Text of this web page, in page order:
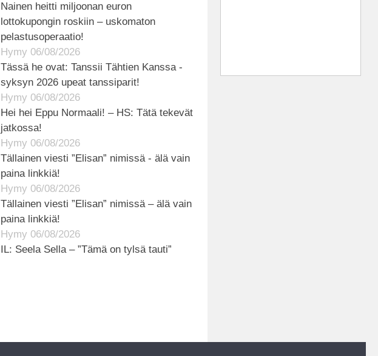
Nainen heitti miljoonan euron
lottokupongin roskiin – uskomaton
pelastusoperaatio!
Hymy 06/08/2026
Tässä he ovat: Tanssii Tähtien Kanssa -
syksyn 2026 upeat tanssiparit!
Hymy 06/08/2026
Hei hei Eppu Normaali! – HS: Tätä tekevät
jatkossa!
Hymy 06/08/2026
Tällainen viesti ”Elisan” nimissä - älä vain
paina linkkiä!
Hymy 06/08/2026
Tällainen viesti ”Elisan” nimissä – älä vain
paina linkkiä!
Hymy 06/08/2026
IL: Seela Sella – ”Tämä on tylsä tauti”